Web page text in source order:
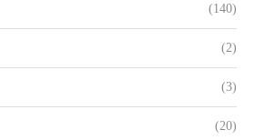
(140)
(2)
(3)
(20)